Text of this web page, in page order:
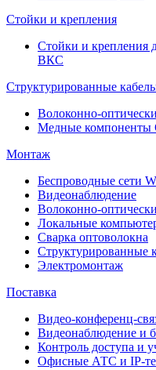
Стойки и крепления
Стойки и крепления
ВКС
Структурированные
Волоконно-
Медные
Монтаж
Беспроводные сети
Видеонаблюдение
Волоконно-
Локальные
Сварка оптоволокна
Структурированные
Электромонтаж
Поставка
Видео-конференц-
Видеонаблюдение и
Контроль доступа и
Офисные АТС и IP-